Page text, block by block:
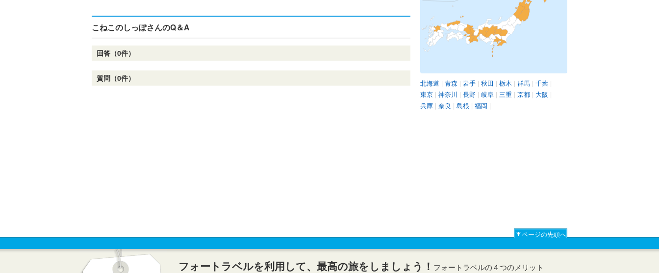
こねこのしっぽさんのQ＆A
回答（0件）
質問（0件）
北海道 | 青森 | 岩手 | 秋田 | 栃木 | 群馬 | 千葉 |
東京 | 神奈川 | 長野 | 岐阜 | 三重 | 京都 | 大阪 |
兵庫 | 奈良 | 島根 | 福岡 |
ページの先頭へ
フォートラベルを利用して、最高の旅をしましょう！ フォートラベルの４つのメリット